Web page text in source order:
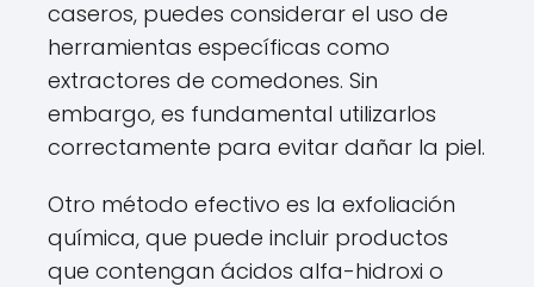
caseros, puedes considerar el uso de
herramientas específicas como
extractores de comedones. Sin
embargo, es fundamental utilizarlos
correctamente para evitar dañar la piel.
Otro método efectivo es la exfoliación
química, que puede incluir productos
que contengan ácidos alfa-hidroxi o